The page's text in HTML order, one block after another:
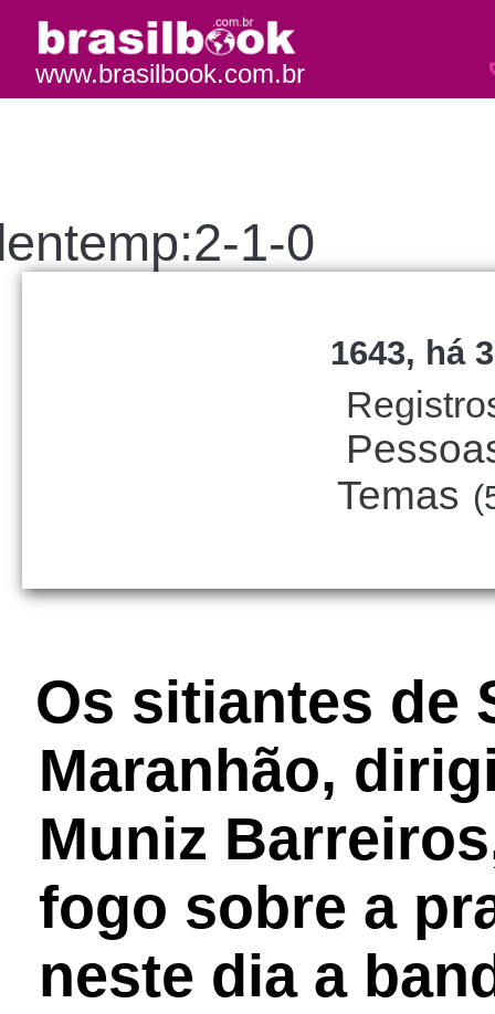
www.brasilbook.com.br
1-0
1643, há
Temas
Os sitiantes de
Maranhão,
Muniz
fogo sobre a
neste dia a